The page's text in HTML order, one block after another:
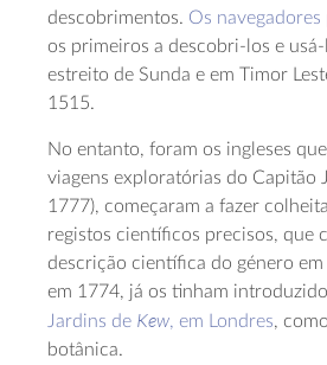
descobrimentos. Os navegadores
os primeiros a descobri-los e
estreito de Sunda e em Timor
1515.
No entanto, foram os ingleses
viagens exploratórias do Capitão
1777), começaram a fazer
registos científicos precisos, que
descrição científica do género em
em 1774, já os tinham
Jardins de Kew, em Londres,
botânica.